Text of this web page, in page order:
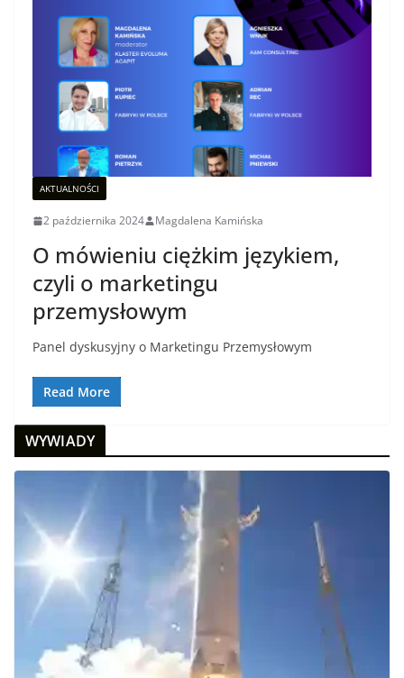
AKTUALNOŚCI
2 października 2024 Magdalena Kamińska
O mówieniu ciężkim językiem,
czyli o marketingu
przemysłowym
Panel dyskusyjny o Marketingu Przemysłowym
Read More
WYWIADY